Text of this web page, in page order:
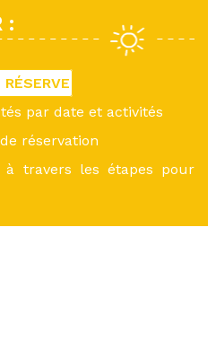
:
RÉSERVE
par date et activités
réservation
à travers les étapes pour